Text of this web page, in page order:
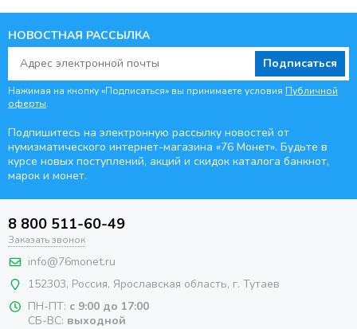
НОВОСТНАЯ РАССЫЛКА
Подписаться
Нажимая на кнопку «Подписаться» вы принимаете условия Публичной
оферты.
Подпишитесь на электронную рассылку новостей от
нумизматического интернет-магазина «76 Монет». Будьте в
курсе новых поступлений, акций и скидок каталога банкнот,
марок и монет.
8 800 511-60-49
Заказать звонок
info@76monet.ru
152303, Россия, Ярославская область, г. Тутаев
ПН-ПТ: с 9:00 до 17:00
СБ-ВС: выходной